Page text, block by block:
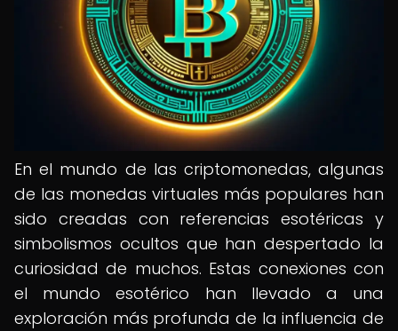
En el mundo de las criptomonedas, algunas
de las monedas virtuales más populares han
sido creadas con referencias esotéricas y
simbolismos ocultos que han despertado la
curiosidad de muchos. Estas conexiones con
el mundo esotérico han llevado a una
exploración más profunda de la influencia de